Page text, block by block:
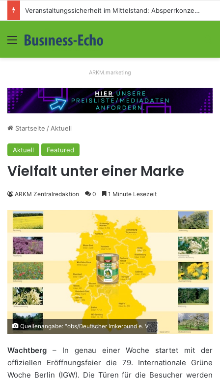
Veranstaltungssicherheit im Mittelstand: Absperrkonzepte für temporäre Außengelände
Menü
ARKM.marketing
Startseite / Aktuell
Aktuell Featured
Vielfalt unter einer Marke
ARKM Zentralredaktion 0 1 Minute Lesezeit
Quellenangabe: "obs/Deutscher Imkerbund e. V."
Wachtberg – In genau einer Woche startet mit der
offiziellen Eröffnungsfeier die 79. Internationale Grüne
Woche Berlin (IGW). Die Türen für die Besucher werden